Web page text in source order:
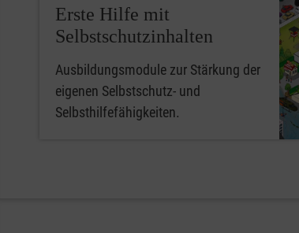
Erste Hilfe mit
Selbstschutzinhalten
Ausbildungsmodule zur Stärkung der
eigenen Selbstschutz- und
Selbsthilfefähigkeiten.